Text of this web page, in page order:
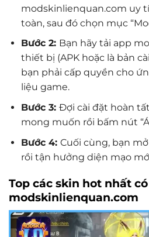
modskinlienquan.com uy
toàn, sau đó chọn mục
Bước 2: Bạn hãy tải app
thiết bị (APK hoặc là bản
bạn phải cấp quyền cho
liệu game.
Bước 3: Đợi cài đặt hoàn
mong muốn rồi bấm nút
Bước 4: Cuối cùng, bạn
rồi tận hưởng diện mạo
Top các skin hot nhất
modskinlienquan.com